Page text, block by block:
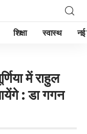
शिक्षा स्वास्थ नई
में राहुल
: डा गगन